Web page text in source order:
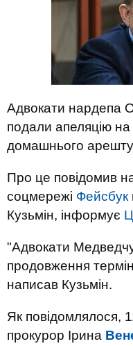
Адвокати нардепа
подали апеляцію
домашнього
Про це повідомив на
соцмережі Фейсбук
Кузьмін, інформує
"Адвокати
продовження
написав Кузьмін.
Як повідомлялося,
прокурор Ірина